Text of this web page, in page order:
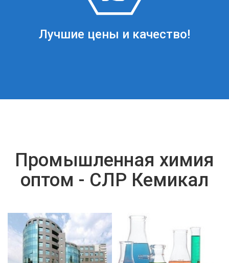
Лучшие цены и качество!
Промышленная химия
оптом - СЛР Кемикал